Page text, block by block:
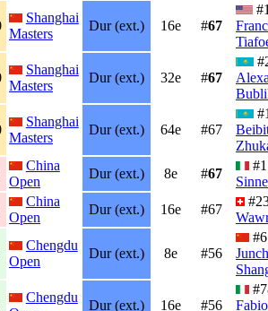
Shanghai
Masters
Dur (ext.) 16e #67
Shanghai
Masters
Dur (ext.) 32e #67
Shanghai
Masters
Dur (ext.) 64e #67
China
Open
Dur (ext.) 8e #67
China
Open
Dur (ext.) 16e #67
Chengdu
Open
Dur (ext.) 8e #56
Chengdu
Dur (ext.) 16e #56
Fabio